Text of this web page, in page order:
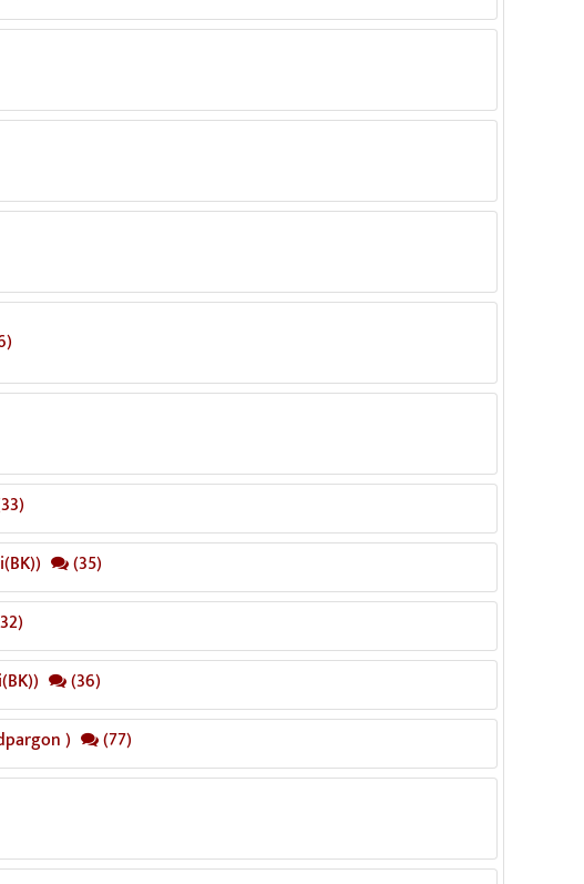
(35)
(36)
) (77)